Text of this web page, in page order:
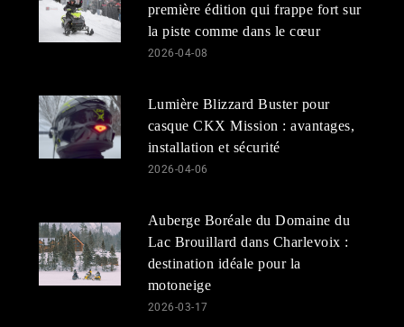
première édition qui frappe fort sur
la piste comme dans le cœur
2026-04-08
Lumière Blizzard Buster pour
casque CKX Mission : avantages,
installation et sécurité
2026-04-06
Auberge Boréale du Domaine du
Lac Brouillard dans Charlevoix :
destination idéale pour la
motoneige
2026-03-17